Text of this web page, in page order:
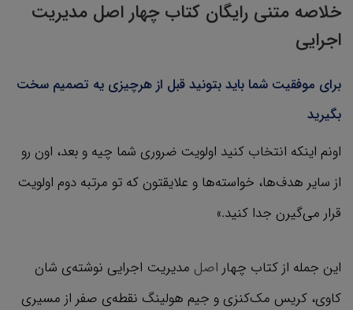
خلاصه متنی رایگان کتاب چهار اصل مدیریت
اجرایی
برای موفقیت شما باید بتونید قبل از هرچیزی یه تصمیم سخت
بگیرید
اونم اینکه انتخاب کنید اولویت ضروری شما چیه و بعد، اون رو
از سایر هدف‌ها، خواسته‌ها و علایقتون که تو مرتبه دوم اولویت
قرار می‌گیرن جدا کنید.»
این جمله از کتاب چهار اصل مدیریت اجرایی نوشته‌ی شان
کاوی، کریس مک‌کنزی و جیم هولینگ نقطه‌ی صفر از مسیری